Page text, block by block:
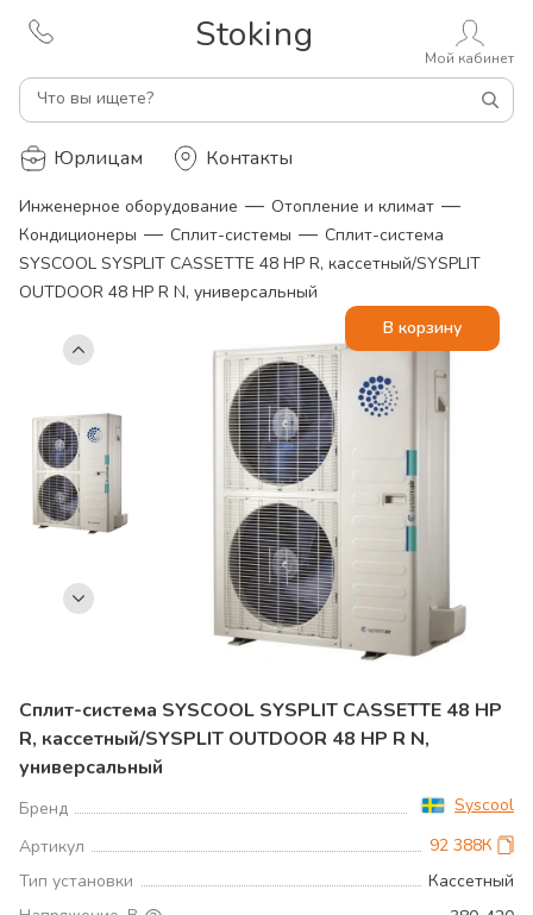
Stoking
Что вы ищете?
Мой кабинет
Юрлицам Контакты
Инженерное оборудование — Отопление и климат —
Кондиционеры — Сплит-системы — Сплит-система
SYSCOOL SYSPLIT CASSETTE 48 HP R, кассетный/SYSPLIT
OUTDOOR 48 HP R N, универсальный
Сплит-система SYSCOOL SYSPLIT CASSETTE 48 HP
R, кассетный/SYSPLIT OUTDOOR 48 HP R N,
универсальный
Бренд
Syscool
Артикул
92 388К
Тип установки
Кассетный
В корзину